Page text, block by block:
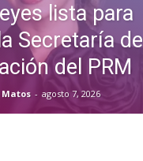
lista para
Secretaría de
del PRM
Matos - agosto 7, 2026